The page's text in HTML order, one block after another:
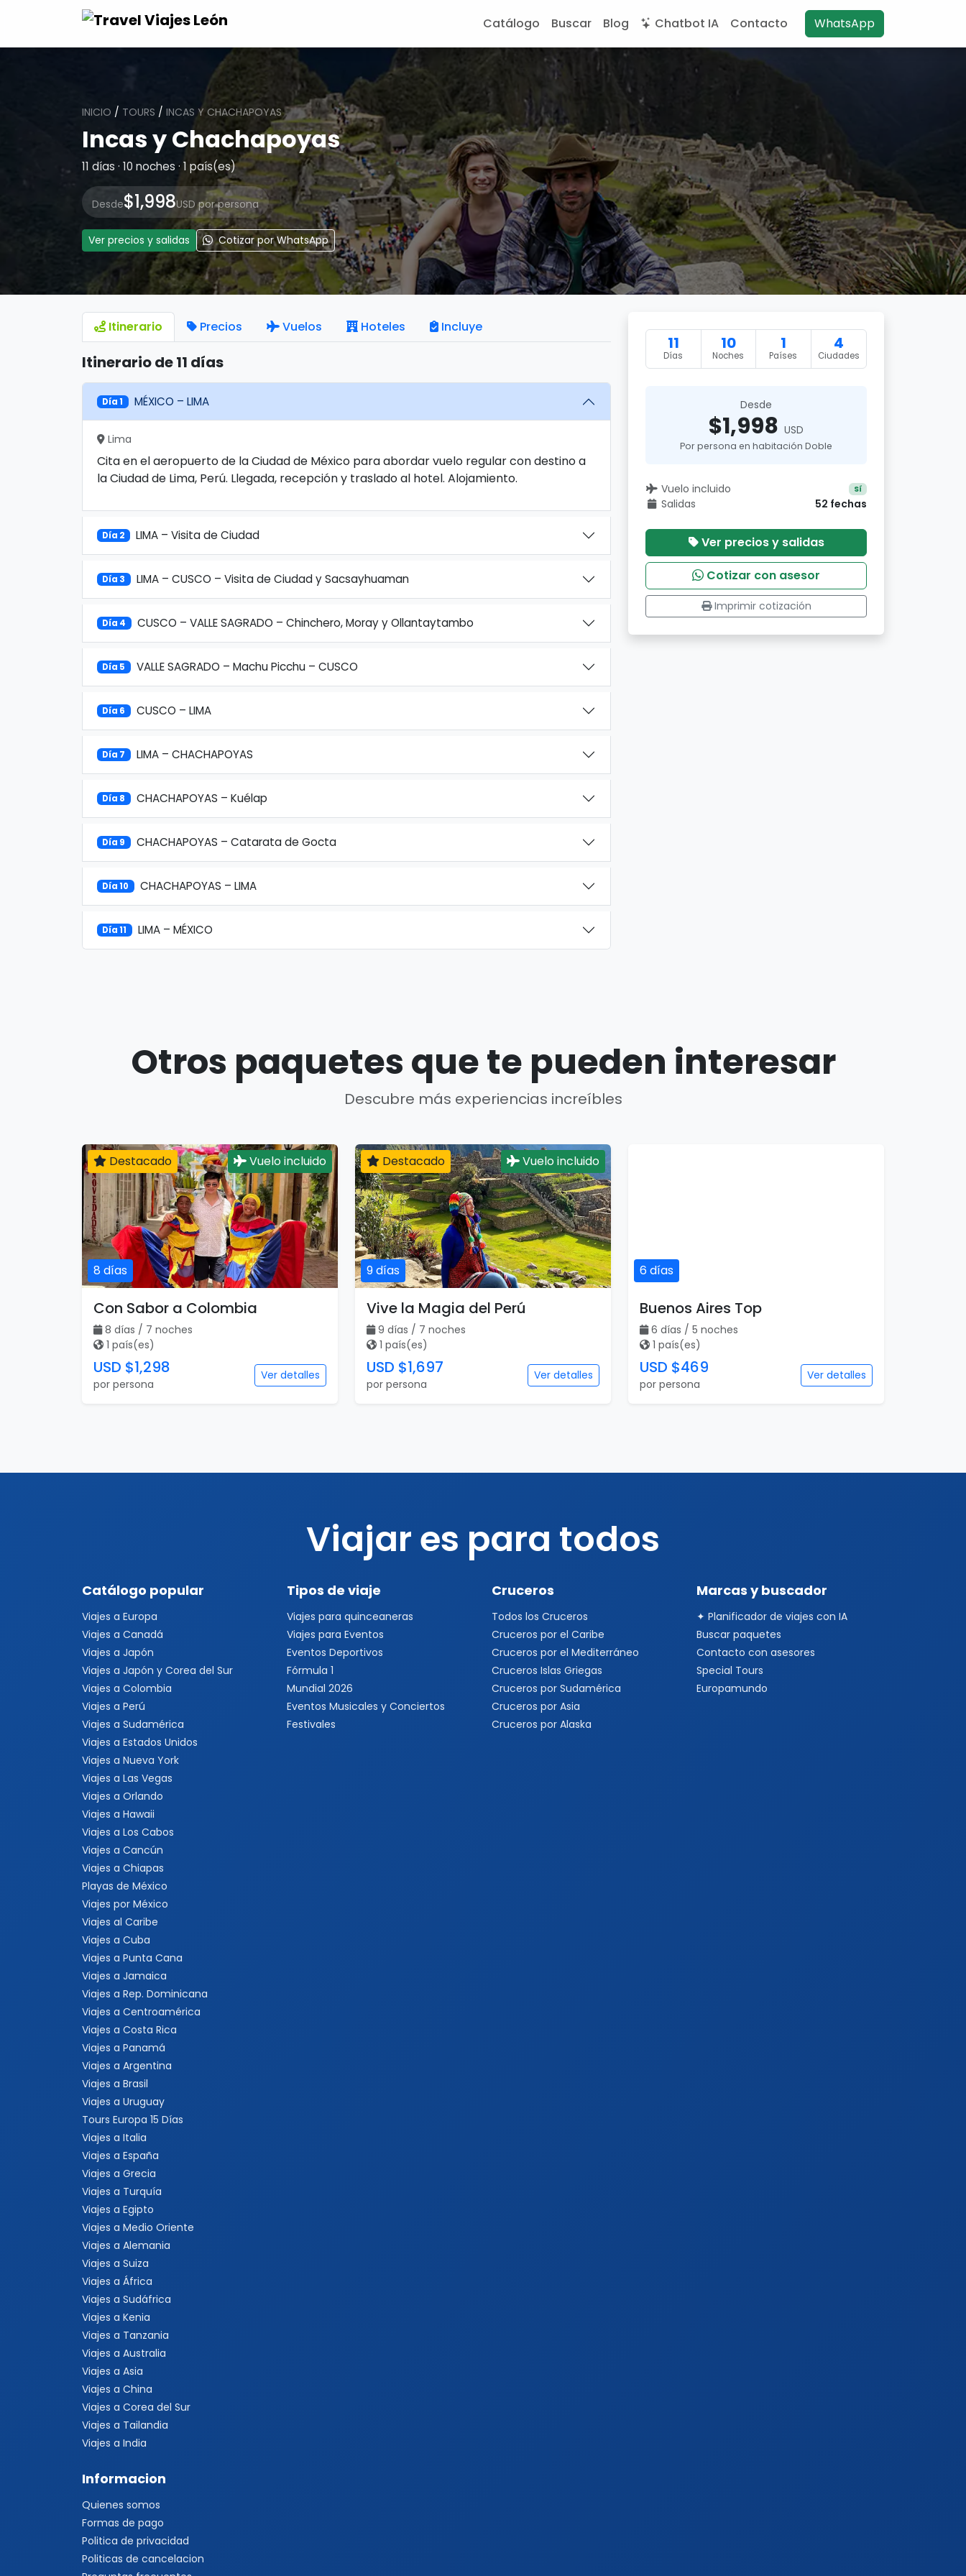
Catálogo Buscar Blog Chatbot IA Contacto WhatsApp
INICIO / TOURS / INCAS Y CHACHAPOYAS
Incas y Chachapoyas
11 días · 10 noches · 1 país(es)
Desde$1,998USD por persona
Ver precios y salidas Cotizar por WhatsApp
Itinerario Precios Vuelos Hoteles Incluye
Itinerario de 11 días
Día 1 MÉXICO – LIMA
Lima
Cita en el aeropuerto de la Ciudad de México para abordar vuelo regular con destino a
la Ciudad de Lima, Perú. Llegada, recepción y traslado al hotel. Alojamiento.
Día 2 LIMA – Visita de Ciudad
Día 3 LIMA – CUSCO – Visita de Ciudad y Sacsayhuaman
Día 4 CUSCO – VALLE SAGRADO – Chinchero, Moray y Ollantaytambo
Día 5 VALLE SAGRADO – Machu Picchu – CUSCO
Día 6 CUSCO – LIMA
Día 7 LIMA – CHACHAPOYAS
Día 8 CHACHAPOYAS – Kuélap
Día 9 CHACHAPOYAS – Catarata de Gocta
Día 10 CHACHAPOYAS – LIMA
Día 11 LIMA – MÉXICO
11
Días
10
Noches
1
Países
4
Ciudades
Desde
$1,998 USD
Por persona en habitación Doble
Vuelo incluido Sí
Salidas 52 fechas
Ver precios y salidas
Cotizar con asesor
Imprimir cotización
Otros paquetes que te pueden interesar
Descubre más experiencias increíbles
8 días
Destacado Vuelo incluido
Con Sabor a Colombia
8 días / 7 noches
1 país(es)
USD $1,298
por persona
Ver detalles
9 días
Destacado Vuelo incluido
Vive la Magia del Perú
9 días / 7 noches
1 país(es)
USD $1,697
por persona
Ver detalles
6 días
Buenos Aires Top
6 días / 5 noches
1 país(es)
USD $469
por persona
Ver detalles
Viajar es para todos
Catálogo popular
Viajes a Europa
Viajes a Canadá
Viajes a Japón
Viajes a Japón y Corea del Sur
Viajes a Colombia
Viajes a Perú
Viajes a Sudamérica
Viajes a Estados Unidos
Viajes a Nueva York
Viajes a Las Vegas
Viajes a Orlando
Viajes a Hawaii
Viajes a Los Cabos
Viajes a Cancún
Viajes a Chiapas
Playas de México
Viajes por México
Viajes al Caribe
Viajes a Cuba
Viajes a Punta Cana
Viajes a Jamaica
Viajes a Rep. Dominicana
Viajes a Centroamérica
Viajes a Costa Rica
Viajes a Panamá
Viajes a Argentina
Viajes a Brasil
Viajes a Uruguay
Tours Europa 15 Días
Viajes a Italia
Viajes a España
Viajes a Grecia
Viajes a Turquía
Viajes a Egipto
Viajes a Medio Oriente
Viajes a Alemania
Viajes a Suiza
Viajes a África
Viajes a Sudáfrica
Viajes a Kenia
Viajes a Tanzania
Viajes a Australia
Viajes a Asia
Viajes a China
Viajes a Corea del Sur
Viajes a Tailandia
Viajes a India
Tipos de viaje
Viajes para quinceaneras
Viajes para Eventos
Eventos Deportivos
Fórmula 1
Mundial 2026
Eventos Musicales y Conciertos
Festivales
Cruceros
Todos los Cruceros
Cruceros por el Caribe
Cruceros por el Mediterráneo
Cruceros Islas Griegas
Cruceros por Sudamérica
Cruceros por Asia
Cruceros por Alaska
Marcas y buscador
✦ Planificador de viajes con IA
Buscar paquetes
Contacto con asesores
Special Tours
Europamundo
Informacion
Quienes somos
Formas de pago
Politica de privacidad
Politicas de cancelacion